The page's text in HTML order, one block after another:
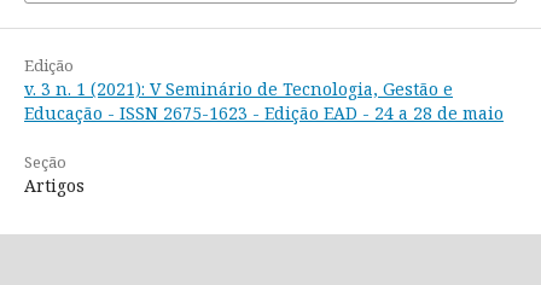
Edição
v. 3 n. 1 (2021): V Seminário de Tecnologia, Gestão e
Educação - ISSN 2675-1623 - Edição EAD - 24 a 28 de maio
Seção
Artigos